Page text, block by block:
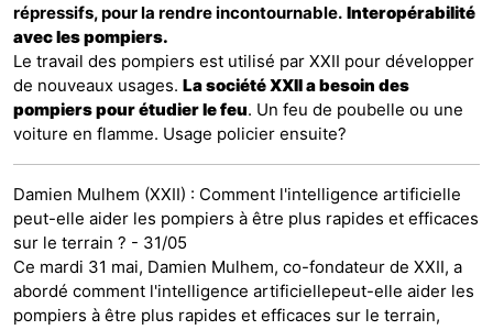
répressifs, pour la rendre incontournable. Interopérabilité
avec les pompiers.
Le travail des pompiers est utilisé par XXII pour développer
de nouveaux usages. La société XXII a besoin des
pompiers pour étudier le feu. Un feu de poubelle ou une
voiture en flamme. Usage policier ensuite?
Damien Mulhem (XXII) : Comment l'intelligence artificielle
peut-elle aider les pompiers à être plus rapides et efficaces
sur le terrain ? - 31/05
Ce mardi 31 mai, Damien Mulhem, co-fondateur de XXII, a
abordé comment l'intelligence artificiellepeut-elle aider les
pompiers à être plus rapides et efficaces sur le terrain,